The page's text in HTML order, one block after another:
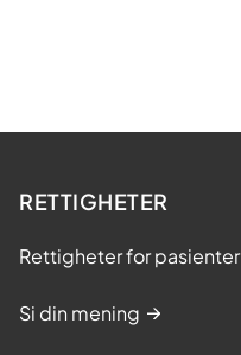
RETTIGHETER
Rettigheter for pasienter
Si din mening